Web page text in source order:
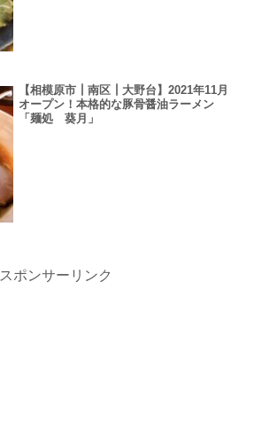
【相模原市┃南区┃大野台】2021年11月
オープン！本格的な豚骨醤油ラーメン
「麺処 葵月」
スポンサーリンク